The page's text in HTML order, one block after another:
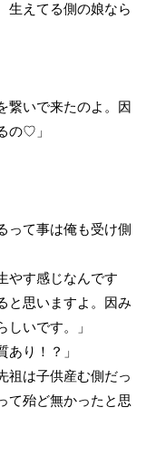
生えてる側の娘なら
繋いで来たのよ。因
の♡」
って事は俺も受け側
やす感じなんです
と思いますよ。因み
いです。」
り！？」
祖は子供産む側だっ
て殆ど無かったと思